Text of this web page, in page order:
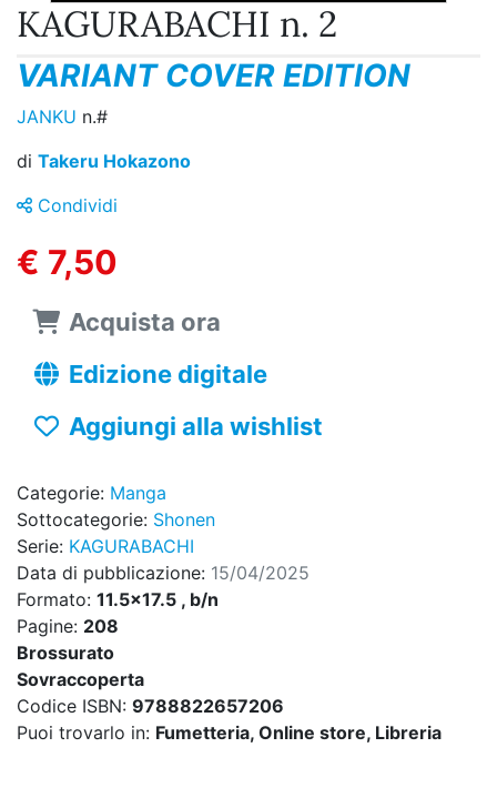
KAGURABACHI n. 2
VARIANT COVER EDITION
JANKU n.#
di Takeru Hokazono
Condividi
€ 7,50
Acquista ora
Edizione digitale
Aggiungi alla wishlist
Categorie: Manga
Sottocategorie: Shonen
Serie: KAGURABACHI
Data di pubblicazione: 15/04/2025
Formato: 11.5x17.5 , b/n
Pagine: 208
Brossurato
Sovraccoperta
Codice ISBN: 9788822657206
Puoi trovarlo in: Fumetteria, Online store, Libreria